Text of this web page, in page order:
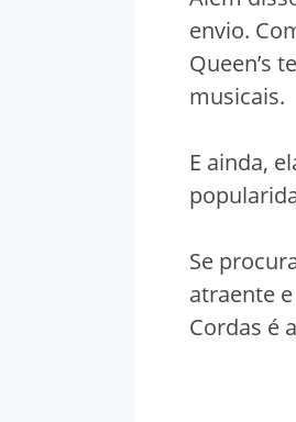
envio.
Queen’s
musicais.
E ainda,
Se
atraente
Cordas é